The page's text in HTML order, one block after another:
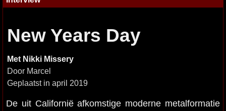
New Years Day
Met Nikki Missery
Door Marcel
Geplaatst in april 2019
De uit Californië afkomstige moderne metalformatie